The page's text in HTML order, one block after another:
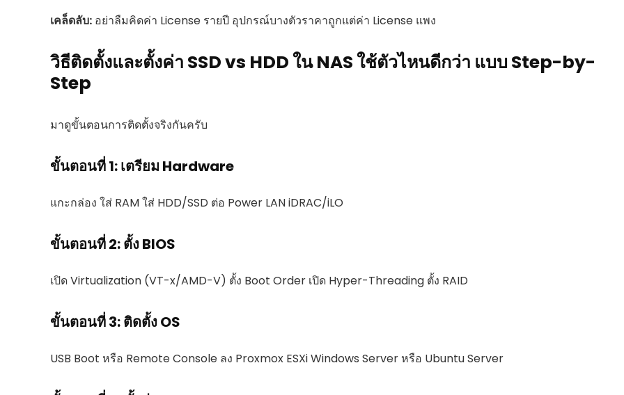
เคล็ดลับ: อย่าลืมคิดค่า License รายปี อุปกรณ์บางตัวราคาถูกแต่ค่า License แพง
วิธีติดตั้งและตั้งค่า SSD vs HDD ใน NAS ใช้ตัวไหนดีกว่า แบบ Step-by-
Step
มาดูขั้นตอนการติดตั้งจริงกันครับ
ขั้นตอนที่ 1: เตรียม Hardware
แกะกล่อง ใส่ RAM ใส่ HDD/SSD ต่อ Power LAN iDRAC/iLO
ขั้นตอนที่ 2: ตั้ง BIOS
เปิด Virtualization (VT-x/AMD-V) ตั้ง Boot Order เปิด Hyper-Threading ตั้ง RAID
ขั้นตอนที่ 3: ติดตั้ง OS
USB Boot หรือ Remote Console ลง Proxmox ESXi Windows Server หรือ Ubuntu Server